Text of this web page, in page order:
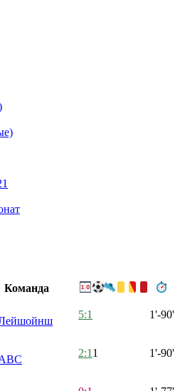
Команда
5:1 1'-90'
2:1 1 1'-90'